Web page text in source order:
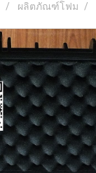
ผลิตภัณฑ์โฟม